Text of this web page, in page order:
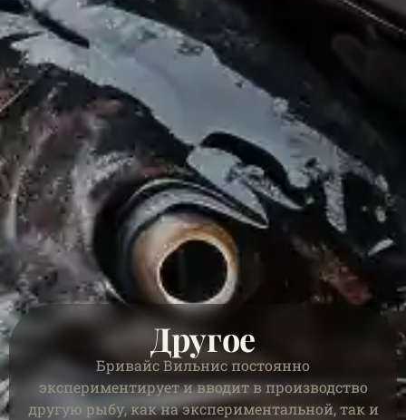
Другое
Бривайс Вильнис постоянно
экспериментирует и вводит в производство
другую рыбу, как на экспериментальной, так и